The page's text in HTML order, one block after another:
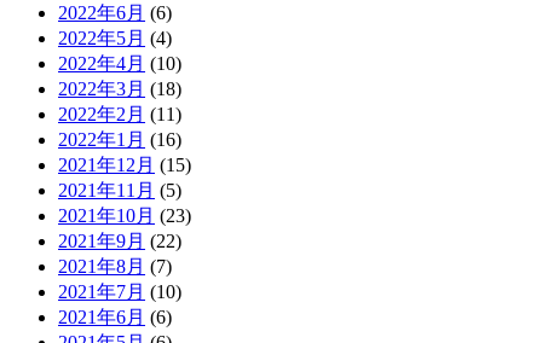
2022年6月 (6)
2022年5月 (4)
2022年4月 (10)
2022年3月 (18)
2022年2月 (11)
2022年1月 (16)
2021年12月 (15)
2021年11月 (5)
2021年10月 (23)
2021年9月 (22)
2021年8月 (7)
2021年7月 (10)
2021年6月 (6)